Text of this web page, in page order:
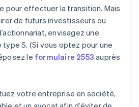
pour effectuer la transition. Mais
de futurs investisseurs ou
envisagez une
S. (Si vous optez pour une
le formulaire 2553 auprès
votre entreprise en société,